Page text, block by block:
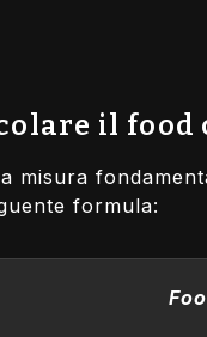
il food
misura
formula: